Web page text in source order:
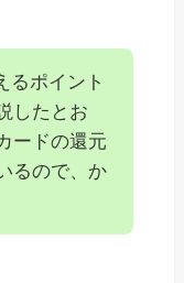
るポイント
したとお
ードの還元
るので、か